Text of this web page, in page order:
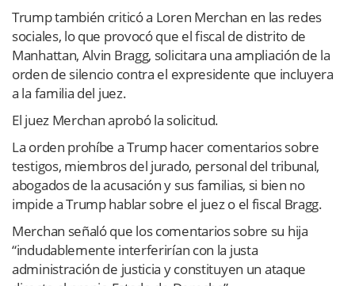
Trump también criticó a Loren Merchan en las redes
sociales, lo que provocó que el fiscal de distrito de
Manhattan, Alvin Bragg, solicitara una ampliación de la
orden de silencio contra el expresidente que incluyera
a la familia del juez.
El juez Merchan aprobó la solicitud.
La orden prohíbe a Trump hacer comentarios sobre
testigos, miembros del jurado, personal del tribunal,
abogados de la acusación y sus familias, si bien no
impide a Trump hablar sobre el juez o el fiscal Bragg.
Merchan señaló que los comentarios sobre su hija
“indudablemente interferirían con la justa
administración de justicia y constituyen un ataque